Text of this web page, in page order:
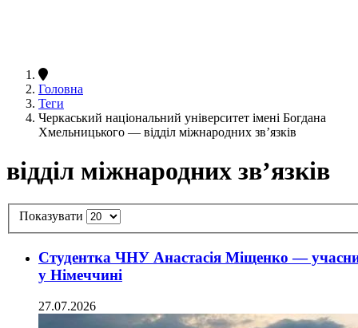
Головна
Теги
Черкаський національний університет імені Богдана
Хмельницького — відділ міжнародних зв’язків
відділ міжнародних зв’язків
Показувати
Студентка ЧНУ Анастасія Міщенко —
у Німеччині
27.07.2026